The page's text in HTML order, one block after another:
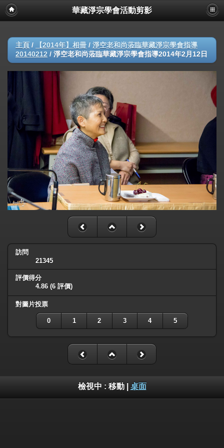
華藏淨宗學會活動剪影
主頁 / 【2014年】相冊 / 淨空老和尚蒞臨華藏淨宗學會指導
20140212 / 淨空老和尚蒞臨華藏淨宗學會指導2014年2月12日
訪問
21345
評價得分
4.86 (6 評價)
對圖片投票
0 1 2 3 4 5
檢視中 : 移動| 桌面